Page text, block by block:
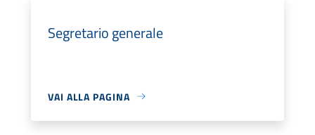
Segretario generale
VAI ALLA PAGINA